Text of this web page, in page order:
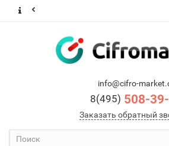
info@cifro-
8(495) 508-
Заказать обратный